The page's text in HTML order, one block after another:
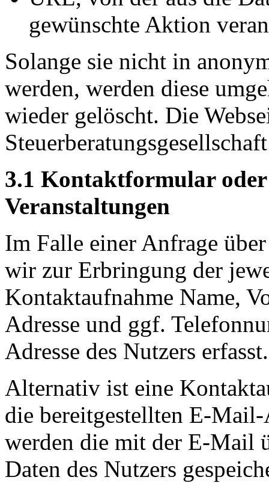
gewünschte Aktion
Solange sie nicht in
werden, werden diese
wieder gelöscht. Die
3.1 Kontaktformular
Veranstaltungen
Im Falle einer Anfrage
wir zur Erbringung der
Kontaktaufnahme Name,
Adresse und ggf.
Adresse des Nutzers erfasst.
Alternativ ist eine
die bereitgestellten E-
werden die mit der E-Mail
Daten des Nutzers